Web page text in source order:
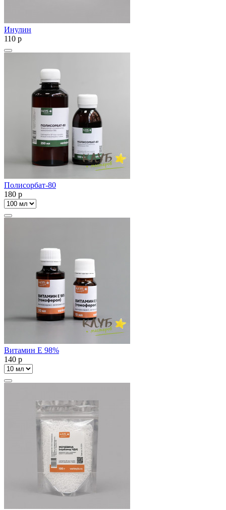
Инулин
110 p
Полисорбат-80
180 p
Витамин Е 98%
140 p